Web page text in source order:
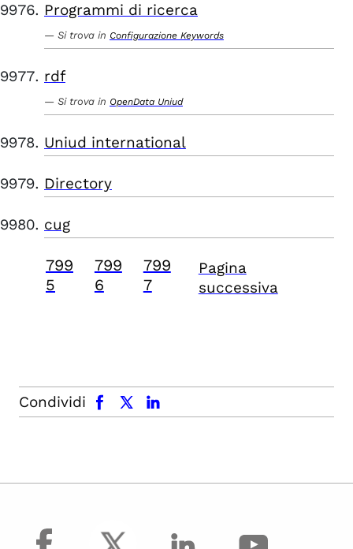
Programmi di ricerca
Si trova in Configurazione Keywords
rdf
Si trova in OpenData Uniud
Uniud international
Directory
cug
799
5
799
6
799
7
Pagina
successiva
Condividi
facebook x.com linkedin
facebook